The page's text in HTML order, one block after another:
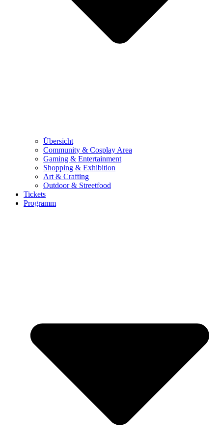
Übersicht
Community & Cosplay Area
Gaming & Entertainment
Shopping & Exhibition
Art & Crafting
Outdoor & Streetfood
Tickets
Programm